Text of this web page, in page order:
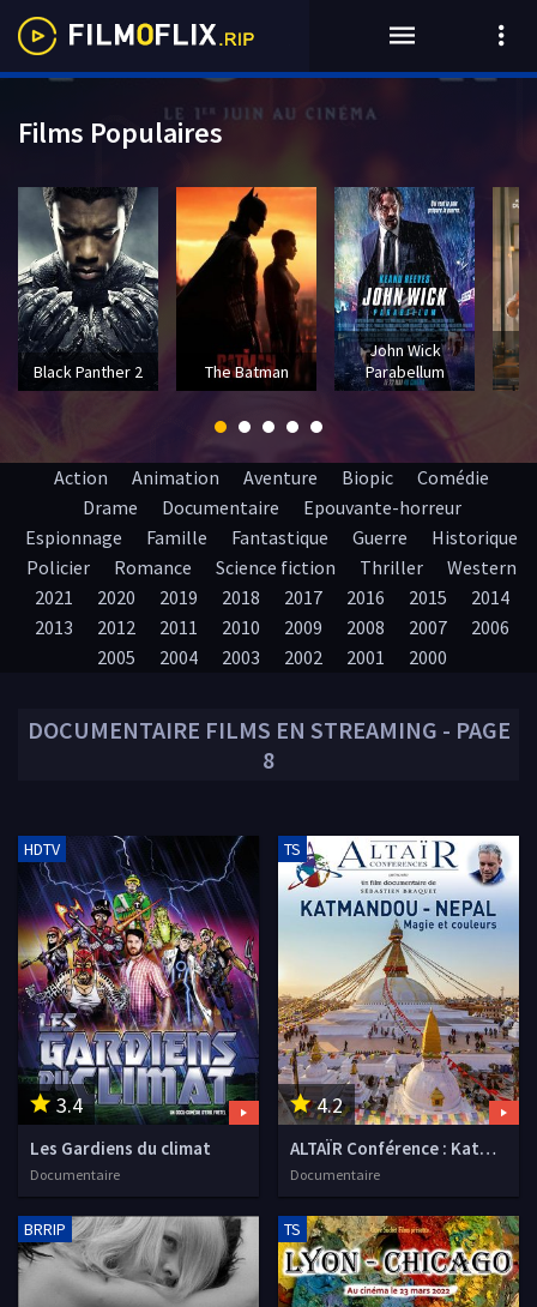
DOCUMENTAIRE FILMS EN STREAMING - PAGE
8
3.4
HDTV
Les Gardiens du climat
Documentaire
4.2
TS
ALTAÏR Conférence : Katmandou - Népal, Magie et couleurs
Documentaire
BRRIP TS
Action Animation Aventure Biopic
Comédie
Drame
Documentaire
Epouvante-horreur
Espionnage
Famille Fantastique Guerre
Historique
Policier
Romance Science fiction Thriller
Western
2021
2020 2019 2018 2017 2016 2015
2014
2013
2012 2011 2010 2009 2008 2007
2006
2005
2004 2003 2002 2001 2000
Films Populaires
Black Panther 2 The Batman
John Wick
Parabellum